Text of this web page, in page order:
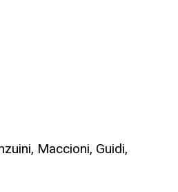
Maccioni, Guidi,